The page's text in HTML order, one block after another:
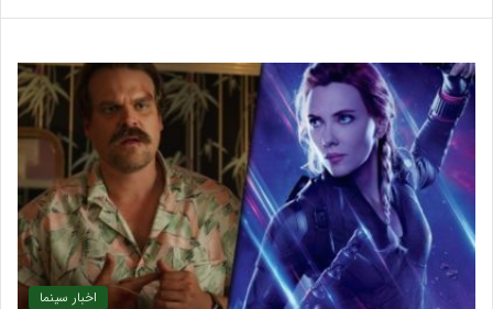
اخبار سینما